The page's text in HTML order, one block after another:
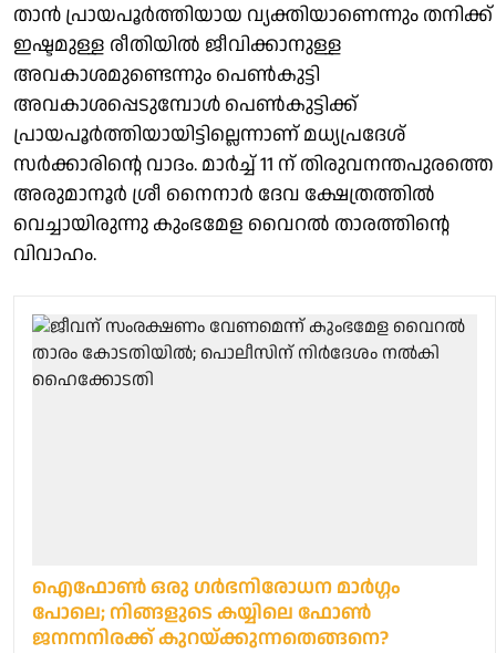
താൻ പ്രായപൂർത്തിയായ വ്യക്തിയാണെന്നും തനിക്ക്
ഇഷ്ടമുള്ള രീതിയിൽ ജീവിക്കാനുള്ള
അവകാശമുണ്ടെന്നും പെൺ‍കുട്ടി
അവകാശപ്പെടുമ്പോൾ പെൺകുട്ടിക്ക്
പ്രായപൂർത്തിയായിട്ടില്ലെന്നാണ് മധ്യപ്രദേശ്
സർക്കാരിന്റെ വാ​ദം. മാർച്ച് 11 ന് തിരുവനന്തപുരത്തെ
അരുമാനൂർ ശ്രീ നൈനാർ ദേവ ക്ഷേത്രത്തിൽ
വെച്ചായിരുന്നു കുംഭമേള വൈറൽ താരത്തിന്റെ
വിവാഹം.
ഐഫോണ്‍ ഒരു ഗര്‍ഭനിരോധന മാര്‍ഗ്ഗം
പോലെ; നിങ്ങളുടെ കയ്യിലെ ഫോണ്‍
ജനനനിരക്ക് കുറയ്ക്കുന്നതെങ്ങനെ?